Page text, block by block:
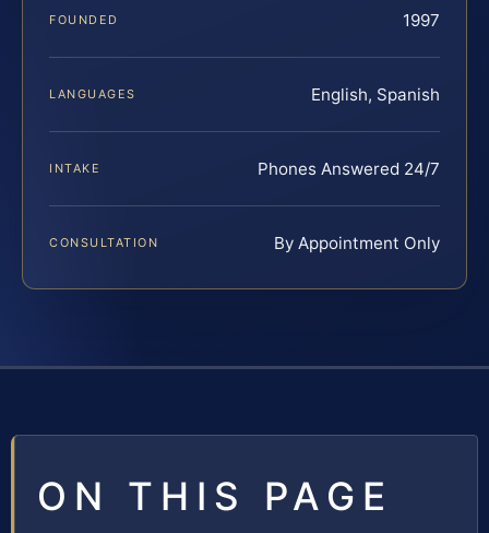
FOUNDED 1997
LANGUAGES English, Spanish
INTAKE Phones Answered 24/7
CONSULTATION By Appointment Only
ON THIS PAGE